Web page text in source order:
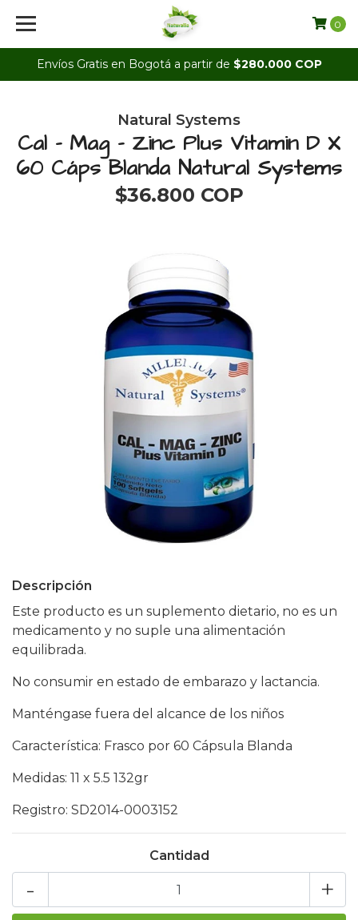
Envíos Gratis en Bogotá a partir de $280.000 COP
0
Natural Systems
Cal - Mag - Zinc Plus Vitamin D X
60 Cáps Blanda Natural Systems
$36.800 COP
Descripción
Este producto es un suplemento dietario, no es un
medicamento y no suple una alimentación
equilibrada.
No consumir en estado de embarazo y lactancia.
Manténgase fuera del alcance de los niños
Característica: Frasco por 60 Cápsula Blanda
Medidas: 11 x 5.5 132gr
Registro: SD2014-0003152
Cantidad
+
-